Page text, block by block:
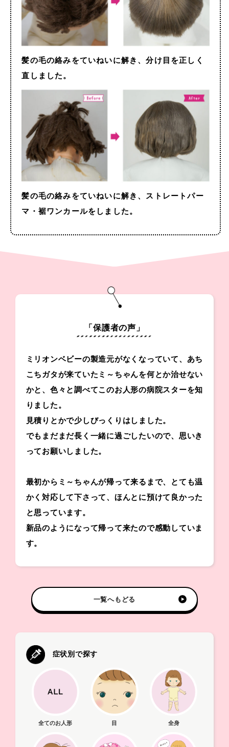
髪の毛の絡みをていねいに解き、分け目を正しく
直しました。
髪の毛の絡みをていねいに解き、ストレートパー
マ・裾ワンカールをしました。
「保護者の声」
ミリオンベビーの製造元がなくなっていて、あち
こちガタが来ていたミ～ちゃんを何とか治せない
かと、色々と調べてこのお人形の病院スターを知
りました。
見積りとかで少しびっくりはしました。
でもまだまだ長く一緒に過ごしたいので、思いき
ってお願いしました。
最初からミ～ちゃんが帰って来るまで、とても温
かく対応して下さって、ほんとに預けて良かった
と思っています。
新品のようになって帰って来たので感動していま
す。
一覧へもどる
症状別で探す
全てのお人形 目 全身